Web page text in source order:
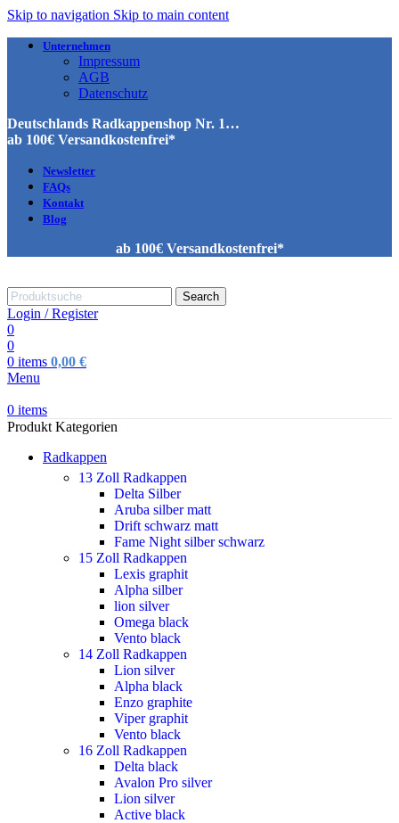
Skip to navigation Skip to main content
Unternehmen
Impressum
AGB
Datenschutz
Deutschlands Radkappenshop Nr. 1…
ab 100€ Versandkostenfrei*
Newsletter
FAQs
Kontakt
Blog
ab 100€ Versandkostenfrei*
Search
Login / Register
0
0
0 items 0,00 €
Menu
0 items
Produkt Kategorien
Radkappen
13 Zoll Radkappen
Delta Silber
Aruba silber matt
Drift schwarz matt
Fame Night silber schwarz
15 Zoll Radkappen
Lexis graphit
Alpha silber
lion silver
Omega black
Vento black
14 Zoll Radkappen
Lion silver
Alpha black
Enzo graphite
Viper graphit
Vento black
16 Zoll Radkappen
Delta black
Avalon Pro silver
Lion silver
Active black